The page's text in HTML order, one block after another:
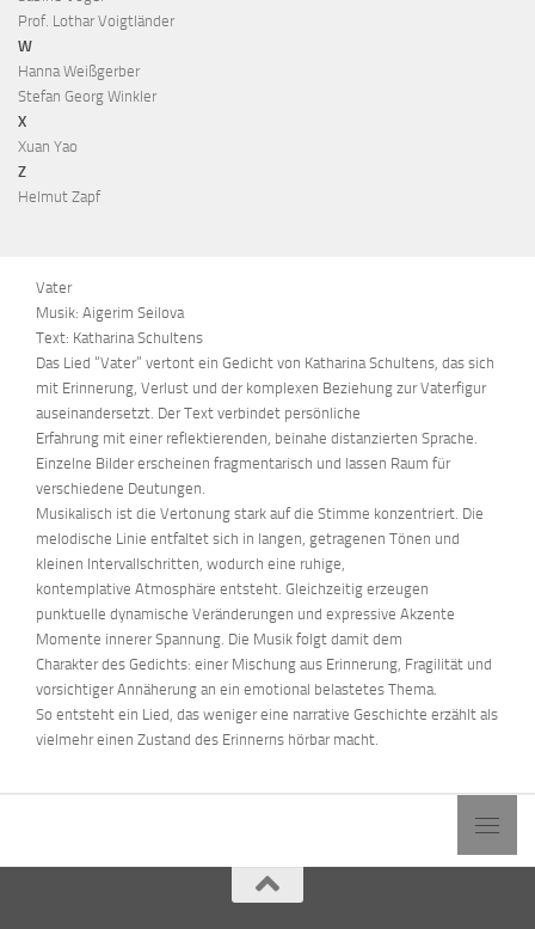
Vater
Musik: Aigerim Seilova
Text: Katharina Schultens
Das Lied “Vater” vertont ein Gedicht von Katharina Schultens, das sich
mit Erinnerung, Verlust und der komplexen Beziehung zur Vaterfigur
auseinandersetzt. Der Text verbindet persönliche
Erfahrung mit einer reflektierenden, beinahe distanzierten Sprache.
Einzelne Bilder erscheinen fragmentarisch und lassen Raum für
verschiedene Deutungen.
Musikalisch ist die Vertonung stark auf die Stimme konzentriert. Die
melodische Linie entfaltet sich in langen, getragenen Tönen und
kleinen Intervallschritten, wodurch eine ruhige,
kontemplative Atmosphäre entsteht. Gleichzeitig erzeugen
punktuelle dynamische Veränderungen und expressive Akzente
Momente innerer Spannung. Die Musik folgt damit dem
Charakter des Gedichts: einer Mischung aus Erinnerung, Fragilität und
vorsichtiger Annäherung an ein emotional belastetes Thema.
So entsteht ein Lied, das weniger eine narrative Geschichte erzählt als
vielmehr einen Zustand des Erinnerns hörbar macht.
Prof. Lothar Voigtländer
W
Hanna Weißgerber
Stefan Georg Winkler
X
Xuan Yao
Z
Helmut Zapf